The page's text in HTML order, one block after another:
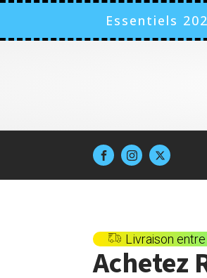
Essentiels
Livraison
Achetez